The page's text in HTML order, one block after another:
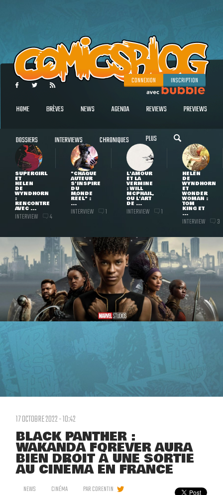
CONNEXION INSCRIPTION
HOME BRÈVES NEWS AGENDA REVIEWS PREVIEWS
DOSSIERS INTERVIEWS CHRONIQUES PLUS
SUPERGIRL
ET
HELEN
DE
WYNDHORN
:
RENCONTRE
AVEC ...
INTERVIEW 4
"CHAQUE
AUTEUR
S'INSPIRE
DU
MONDE
RÉEL" :
...
INTERVIEW 1
L'AMOUR
ET LA
VERMINE
: WILL
MCPHAIL,
OU L'ART
DE ...
INTERVIEW 1
HELEN
DE
WYNDHORN
ET
WONDER
WOMAN :
TOM
KING ET
...
INTERVIEW 3
17 OCTOBRE 2022 - 10:42
BLACK PANTHER :
WAKANDA FOREVER AURA
BIEN DROIT À UNE SORTIE
AU CINÉMA EN FRANCE
NEWS CINÉMA PARCORENTIN